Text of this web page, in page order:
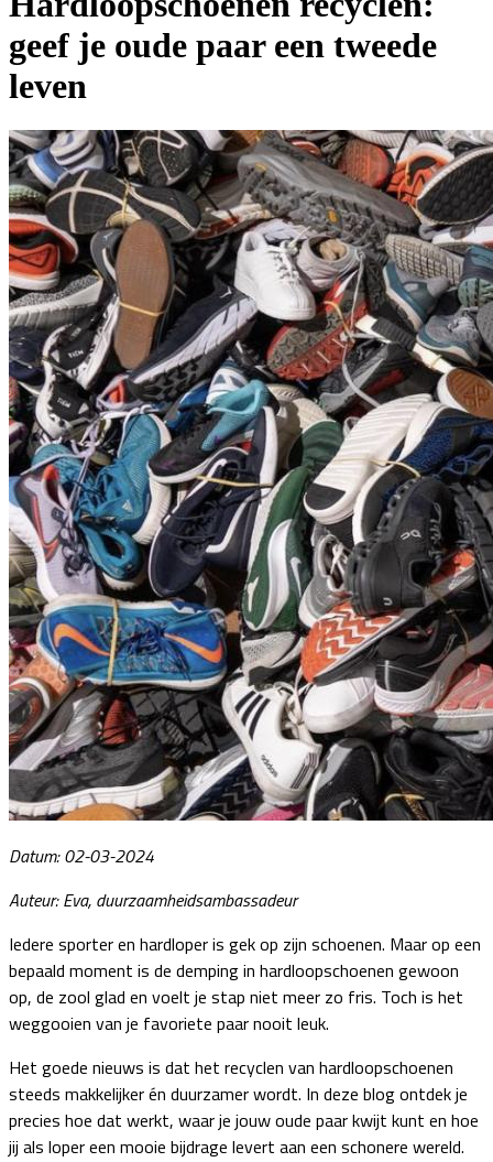
geef je oude paar een tweede
leven
Datum: 02-03-2024
Auteur: Eva, duurzaamheidsambassadeur
Iedere sporter en hardloper is gek op zijn schoenen. Maar op een
bepaald moment is de demping in hardloopschoenen gewoon
op, de zool glad en voelt je stap niet meer zo fris. Toch is het
weggooien van je favoriete paar nooit leuk.
Het goede nieuws is dat het recyclen van hardloopschoenen
steeds makkelijker én duurzamer wordt. In deze blog ontdek je
precies hoe dat werkt, waar je jouw oude paar kwijt kunt en hoe
jij als loper een mooie bijdrage levert aan een schonere wereld.